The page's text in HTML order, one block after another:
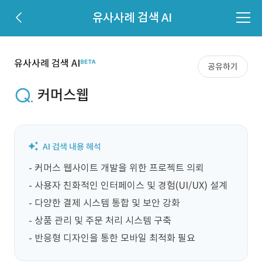
유사사례 검색 AI
유사사례 검색 AI 공유하기
커머스웹
- 커머스 웹사이트 개발을 위한 프로젝트 의뢰
- 사용자 친화적인 인터페이스 및 경험(UI/UX) 설계
- 다양한 결제 시스템 통합 및 보안 강화
- 상품 관리 및 주문 처리 시스템 구축
- 반응형 디자인을 통한 모바일 최적화 필요